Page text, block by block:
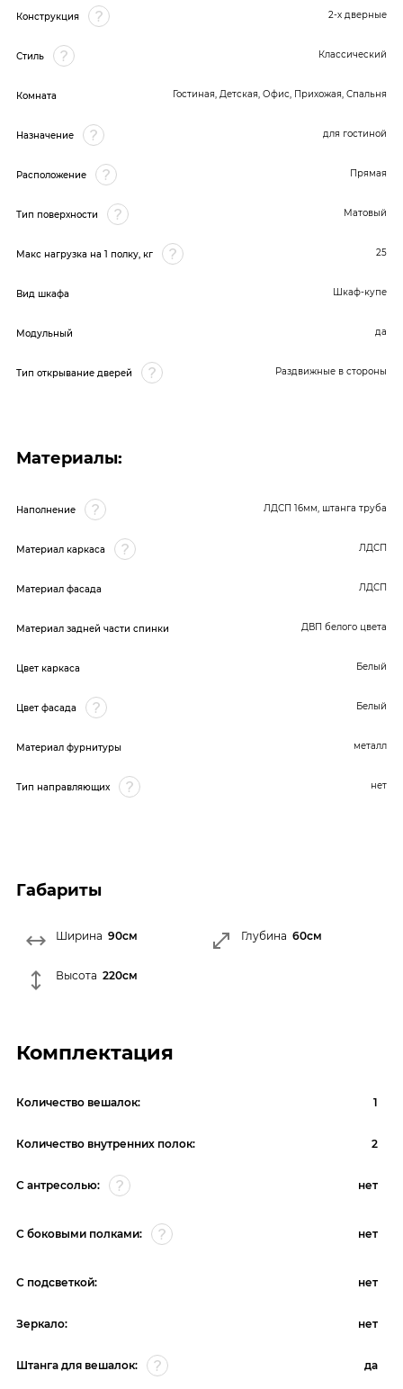
Конструкция 2-х дверные
Стиль Классический
Комната Гостиная, Детская, Офис, Прихожая, Спальня
Назначение для гостиной
Расположение Прямая
Тип поверхности Матовый
Макс нагрузка на 1 полку, кг 25
Вид шкафа Шкаф-купе
Модульный да
Тип открывание дверей Раздвижные в стороны
Материалы:
Наполнение ЛДСП 16мм, штанга труба
Материал каркаса ЛДСП
Материал фасада ЛДСП
Материал задней части спинки ДВП белого цвета
Цвет каркаса Белый
Цвет фасада Белый
Материал фурнитуры металл
Тип направляющих нет
Габариты
Ширина 90см Глубина 60см
Высота 220см
Комплектация
Количество вешалок: 1
Количество внутренних полок: 2
С антресолью: нет
С боковыми полками: нет
С подсветкой: нет
Зеркало: нет
Штанга для вешалок: да